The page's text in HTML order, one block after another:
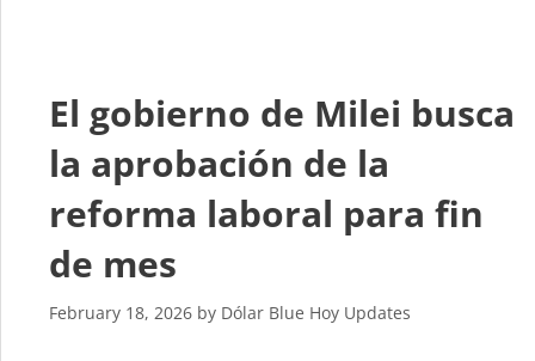
El gobierno de Milei busca
la aprobación de la
reforma laboral para fin
de mes
February 18, 2026 by Dólar Blue Hoy Updates